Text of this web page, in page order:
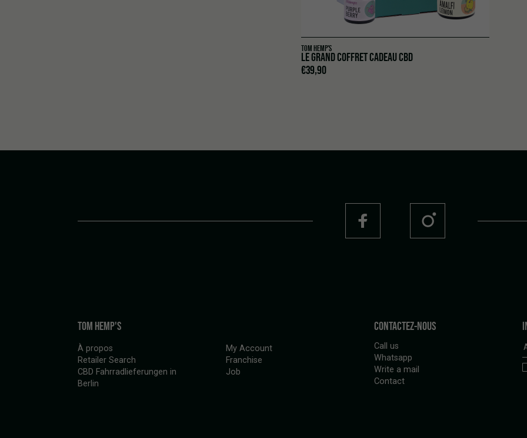
TOM HEMP'S
LE GRAND COFFRET CADEAU CBD
€39,90
TOM HEMP'S
À propos
Retailer Search
CBD Fahrradlieferungen in
Berlin
My Account
Franchise
Job
CONTACTEZ-NOUS
Call us
Whatsapp
Write a mail
Contact